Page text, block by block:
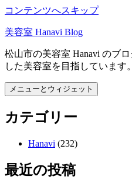
コンテンツへスキップ
美容室 Hanavi Blog
松山市の美容室 Hanavi のブ
した美容室を目指しています。
メニューとウィジェット
カテゴリー
Hanavi (232)
最近の投稿